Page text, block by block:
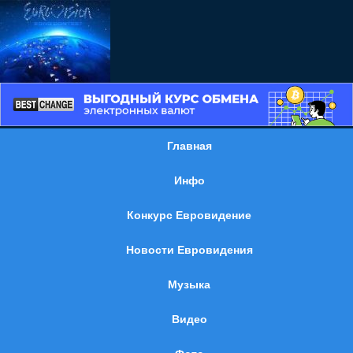
Главная
Инфо
Конкурс Евровидение
Новости Евровидения
Музыка
Видео